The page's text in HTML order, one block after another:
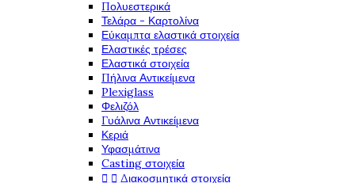
Πολυεστερικά
Τελάρα - Καρτολίνα
Εύκαμπτα ελαστικά στοιχεία
Ελαστικές τρέσες
Ελαστικά στοιχεία
Πήλινα Αντικείμενα
Plexiglass
Φελιζόλ
Γυάλινα Αντικείμενα
Κεριά
Υφασμάτινα
Casting στοιχεία
  Διακοσμητικά στοιχεία